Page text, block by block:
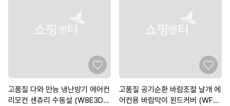
고품질 다와 만능 냉난방기 에어컨
리모컨 센츄리 수동설 (W8E3D2
고품질 공기순환 바람조절 날개 에
어컨용 바람막이 윈드커버 (WFK